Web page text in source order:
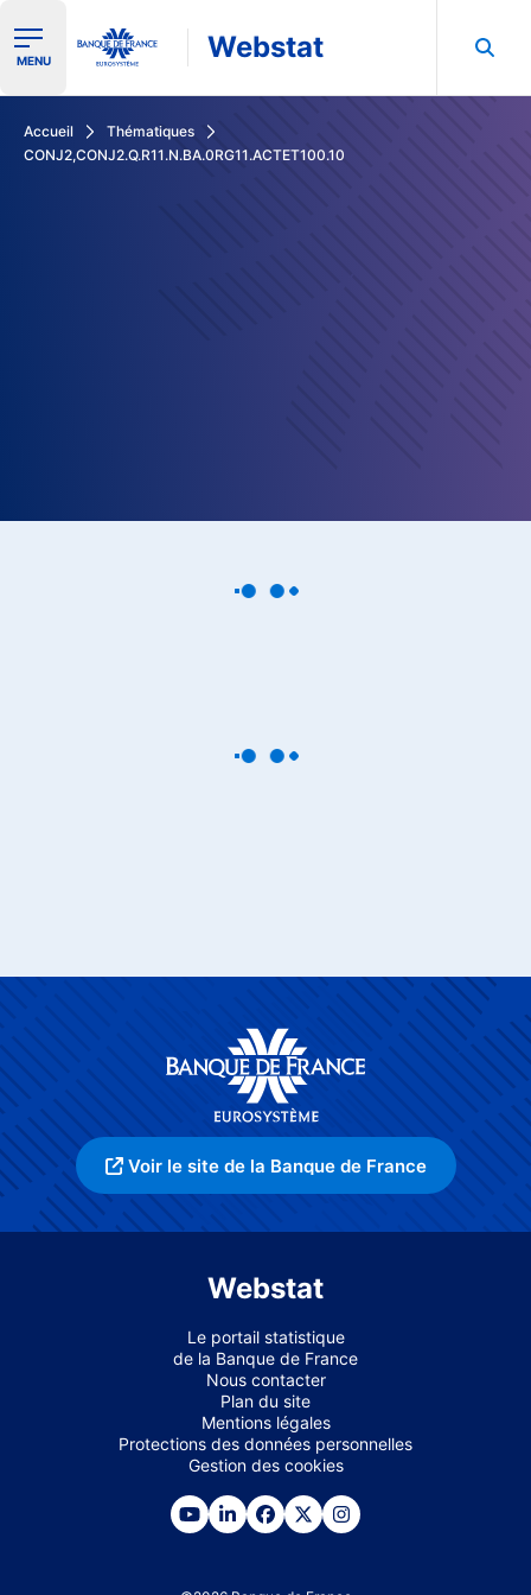
Ouvrir le menu de navigation
MENU Webstat
Accueil
Thématiques
CONJ2,CONJ2.Q.R11.N.BA.0RG11.ACTET100.10
Voir le site de la Banque de France
Webstat
Le portail statistique
de la Banque de France
Nous contacter
Plan du site
Mentions légales
Protections des données personnelles
Gestion des cookies